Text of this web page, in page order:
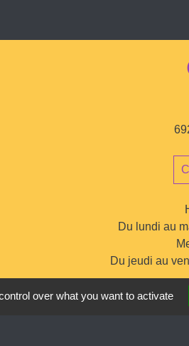
Du lundi au
Du jeudi au
over what you want to activate